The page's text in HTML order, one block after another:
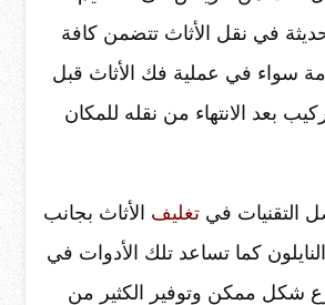
في نقل الأثاث تتضمن كافة
سواء في عملية فك الأثاث قبل
بعد الانتهاء من نقله للمكان
التقنيات في تغليف الأثاث بجانب
كما تساعد تلك الأدوات في
شكل ممكن وتوفير الكثير من